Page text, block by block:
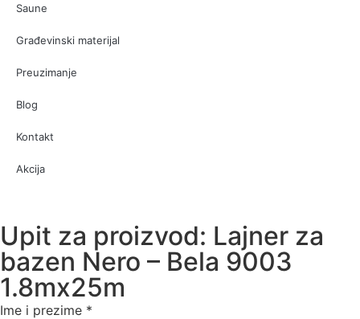
Saune
Građevinski materijal
Preuzimanje
Blog
Kontakt
Akcija
Upit za proizvod: Lajner za
bazen Nero – Bela 9003
1.8mx25m
Ime i prezime *